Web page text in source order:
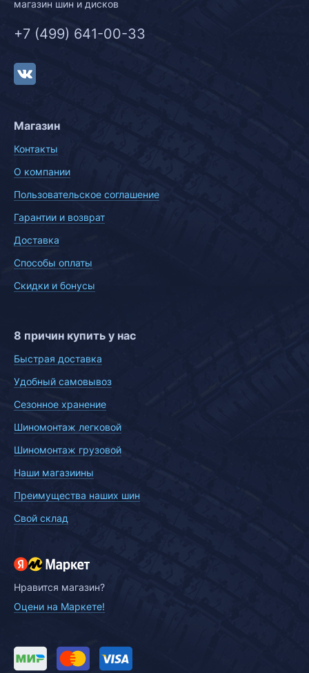
магазин шин и дисков
+7 (499) 641-00-33
Магазин
Контакты
О компании
Пользовательское соглашение
Гарантии и возврат
Доставка
Способы оплаты
Скидки и бонусы
8 причин купить у нас
Быстрая доставка
Удобный самовывоз
Сезонное хранение
Шиномонтаж легковой
Шиномонтаж грузовой
Наши магазиины
Преимущества наших шин
Свой склад
Нравится магазин?
Оцени на Маркете!